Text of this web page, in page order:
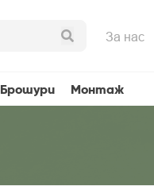
Брошури Монтаж
За нас